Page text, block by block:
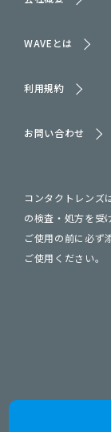
WAVEとは
利用規約
お問い合わせ
コンタクトレンズ
の検査・処方を受
ご使用の前に必ず
ご使用ください。